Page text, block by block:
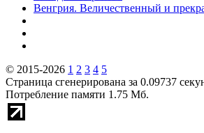
Венгрия. Величественный и
© 2015-2026 1 2 3 4 5
Страница сгенерирована за 0.09737
Потребление памяти 1.75 Мб.